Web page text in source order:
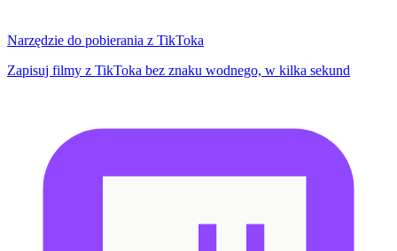
Narzędzie do pobierania z TikToka
Zapisuj filmy z TikToka bez znaku wodnego, w kilka sekund